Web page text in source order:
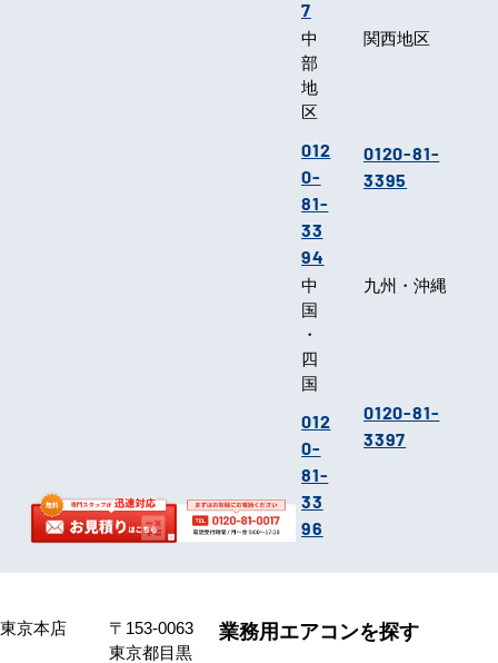
7
中
部
地
区
012
0-
81-
33
94
関西地区
0120-81-
3395
中
国
・
四
国
012
0-
81-
33
96
九州・沖縄
0120-81-
3397
東京本店
〒153-0063
東京都目黒
業務用エアコンを探す